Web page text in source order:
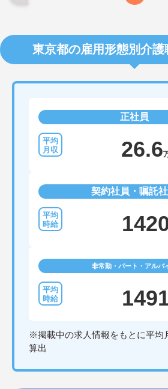
東京都の雇用形態別介
正社員
26.6
契約社員・嘱託
非常勤・パート・アルバ
※掲載中の求人情報をもとに平均
算出